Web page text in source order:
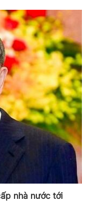
nhà nước tới